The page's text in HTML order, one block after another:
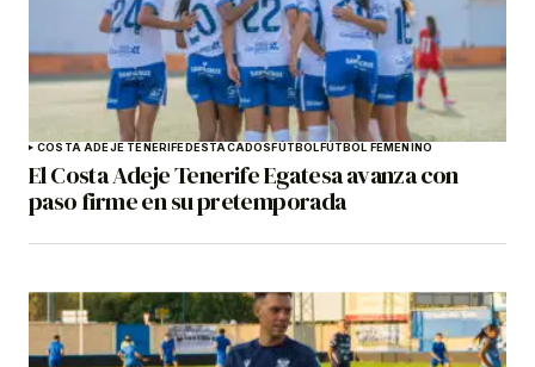
COSTA ADEJE TENERIFEDESTACADOSFÚTBOLFÚTBOL FEMENINO
El Costa Adeje Tenerife Egatesa avanza con
paso firme en su pretemporada